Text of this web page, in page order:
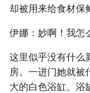
却被用来给食材保
伊娜：妙啊！我怎
这里似乎没有什么
房。一进门她就被
大的白色浴缸。浴